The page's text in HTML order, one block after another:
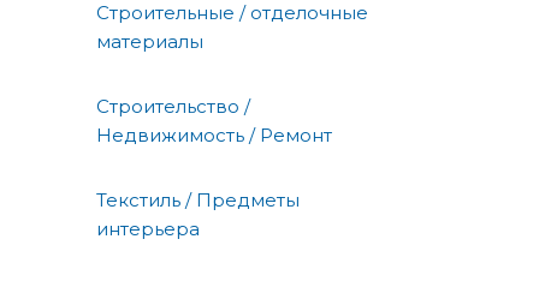
Строительные / отделочные
материалы
Строительство /
Недвижимость / Ремонт
Текстиль / Предметы
интерьера